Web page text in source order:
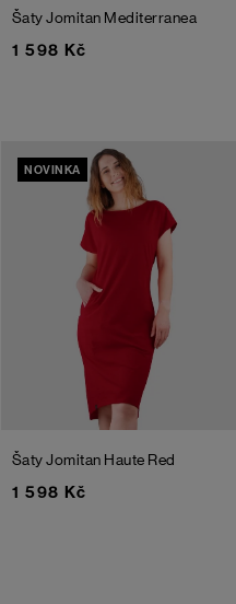
Šaty Jomitan Mediterranea
1 598 Kč
NOVINKA
Šaty Jomitan Haute Red
1 598 Kč